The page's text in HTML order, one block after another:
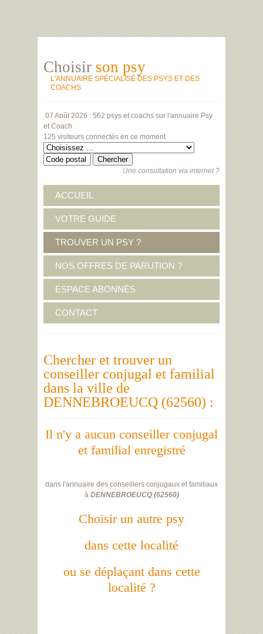
Choisir son psy
L'ANNUAIRE SPÉCIALISÉ DES PSYS ET DES
COACHS
07 Août 2026 : 562 psys et coachs sur l'annuaire Psy
et Coach
125 visiteurs connectés en ce moment
Une consultation via internet ?
ACCUEIL
VOTRE GUIDE
TROUVER UN PSY ?
NOS OFFRES DE PARUTION ?
ESPACE ABONNÉS
CONTACT
Chercher et trouver un
conseiller conjugal et familial
dans la ville de
DENNEBROEUCQ (62560) :
Il n'y a aucun conseiller conjugal
et familial enregistré
dans l'annuaire des conseillers conjugaux et familiaux
à DENNEBROEUCQ(62560)
Choisir un autre psy
dans cette localité
ou se déplaçant dans cette
localité ?